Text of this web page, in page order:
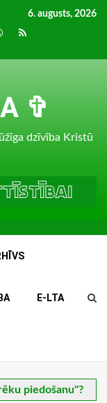
6. augusts, 2026
RSS
✞
dzīvība Kristū
E-LTA
piedošanu"?